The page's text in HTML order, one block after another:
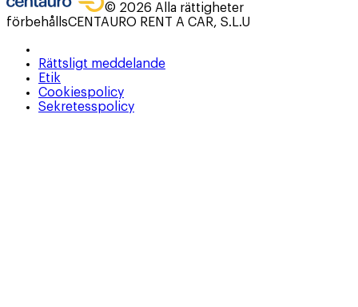
© 2026 Alla rättigheter
förbehållsCENTAURO RENT A CAR, S.L.U
Rättsligt meddelande
Etik
Cookiespolicy
Sekretesspolicy